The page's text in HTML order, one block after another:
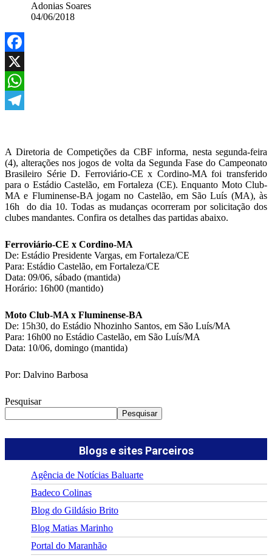
Adonias Soares
04/06/2018
Facebook
X
WhatsApp
A Diretoria de Competições da CBF informa, nesta segunda-feira
(4), alterações nos jogos de volta da Segunda Fase do Campeonato
Brasileiro Série D. Ferroviário-CE x Cordino-MA foi transferido
para o Estádio Castelão, em Fortaleza (CE). Enquanto Moto Club-
MA e Fluminense-BA jogam no Castelão, em São Luís (MA), às
16h do dia 10. Todas as mudanças ocorreram por solicitação dos
clubes mandantes. Confira os detalhes das partidas abaixo.
Ferroviário-CE x Cordino-MA
De: Estádio Presidente Vargas, em Fortaleza/CE
Para: Estádio Castelão, em Fortaleza/CE
Data: 09/06, sábado (mantida)
Horário: 16h00 (mantido)
Moto Club-MA x Fluminense-BA
De: 15h30, do Estádio Nhozinho Santos, em São Luís/MA
Para: 16h00 no Estádio Castelão, em São Luís/MA
Data: 10/06, domingo (mantida)
Por: Dalvino Barbosa
Pesquisar
Pesquisar
Blogs e sites Parceiros
Agência de Notícias Baluarte
Badeco Colinas
Blog do Gildásio Brito
Blog Matias Marinho
Portal do Maranhão